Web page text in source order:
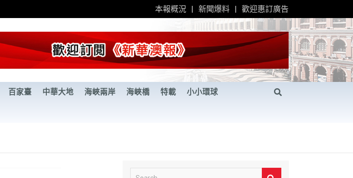
本報概況 新聞爆料 歡迎惠訂廣告
百家臺 中華大地 海峽兩岸 海峽橋 特載 小小環球